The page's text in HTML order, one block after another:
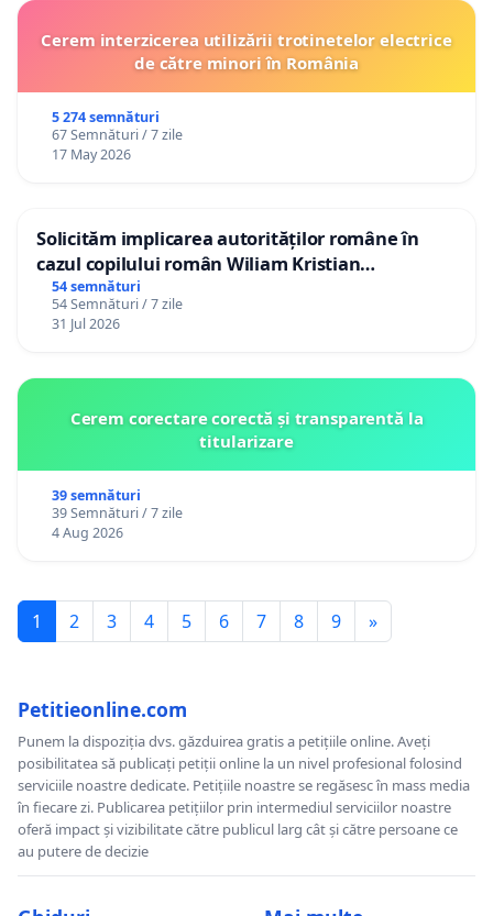
Cerem interzicerea utilizării trotinetelor electrice
de către minori în România
5 274 semnături
67 Semnături / 7 zile
17 May 2026
Solicităm implicarea autorităților române în
cazul copilului român Wiliam Kristian
Gheorghe, aflat în plasament în Danemarca de
12 ani
54 semnături
54 Semnături / 7 zile
31 Jul 2026
Cerem corectare corectă și transparentă la
titularizare
39 semnături
39 Semnături / 7 zile
4 Aug 2026
1 2 3 4 5 6 7 8 9 »
Petitieonline.com
Punem la dispoziția dvs. găzduirea gratis a petițiile online. Aveți
posibilitatea să publicați petiții online la un nivel profesional folosind
serviciile noastre dedicate. Petițiile noastre se regăsesc în mass media
în fiecare zi. Publicarea petițiilor prin intermediul serviciilor noastre
oferă impact și vizibilitate către publicul larg cât și către persoane ce
au putere de decizie